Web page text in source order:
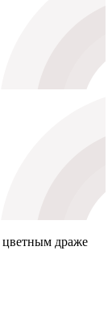
цветным драже